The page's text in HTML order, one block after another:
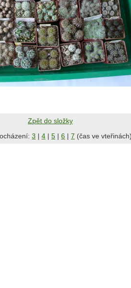
Zpět do složky
3 | 4 | 5 | 6 | 7 (čas ve